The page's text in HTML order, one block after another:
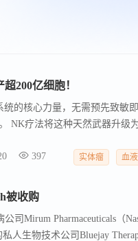
200亿细胞！
的核心力量，无需预先致敏
NK疗法将这种天然武器升级
397 实体瘤 血
被收购
司Mirum Pharmaceuticals（
人生物技术公司Bluejay